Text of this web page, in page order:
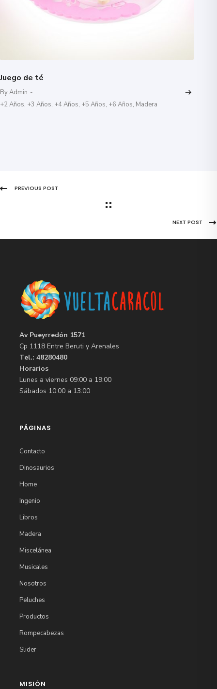
Juego de té
By Admin -
+2 Años, +3 Años, +4 Años, +5 Años, +6 Años, Madera
PREVIOUS POST
NEXT POST
Av Pueyrredón 1571
Cp 1118 Entre Beruti y Arenales
Tel.: 48280480
Horarios
Lunes a viernes 09:00 a 19:00
Sábados 10:00 a 13:00
PÁGINAS
Contacto
Dinosaurios
Home
Ingenio
Libros
Madera
Miscelánea
Musicales
Nosotros
Peluches
Productos
Rompecabezas
Slider
MISIÓN